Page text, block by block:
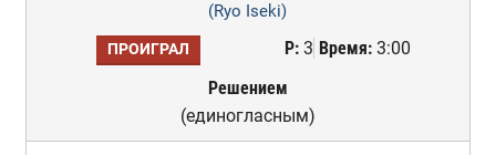
(Ryo Iseki)
ПРОИГРАЛ Р:3 Время:3:00
Решением
(единогласным)